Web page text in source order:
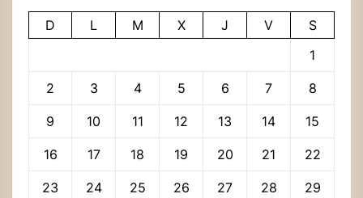
D L M X J V
S
1
2 3 4 5 6 7 8
9 10 11 12 13 14 15
16 17 18 19 20 21 22
23 24 25 26 27 28 29